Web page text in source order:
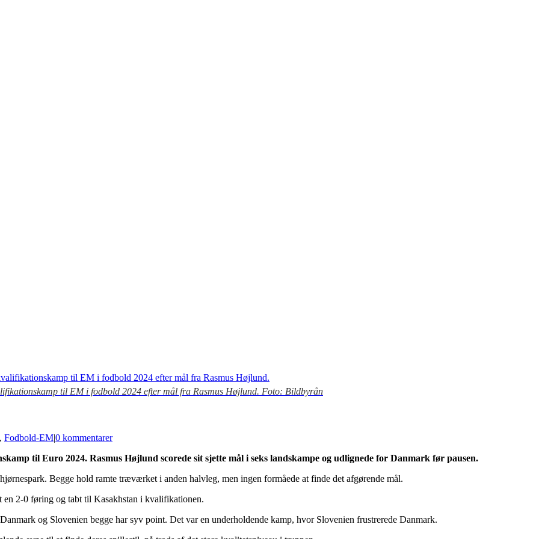
til EM i fodbold 2024 efter mål fra Rasmus Højlund. Foto: Bildbyrån
, Fodbold-EM|0 kommentarer
til Euro 2024. Rasmus Højlund scorede sit sjette mål i seks landskampe og udlignede for Danmark før pausen.
Begge hold ramte træværket i anden halvleg, men ingen formåede at finde det afgørende mål.
2-0 føring og tabt til Kasakhstan i kvalifikationen.
og Slovenien begge har syv point. Det var en underholdende kamp, hvor Slovenien frustrerede Danmark.